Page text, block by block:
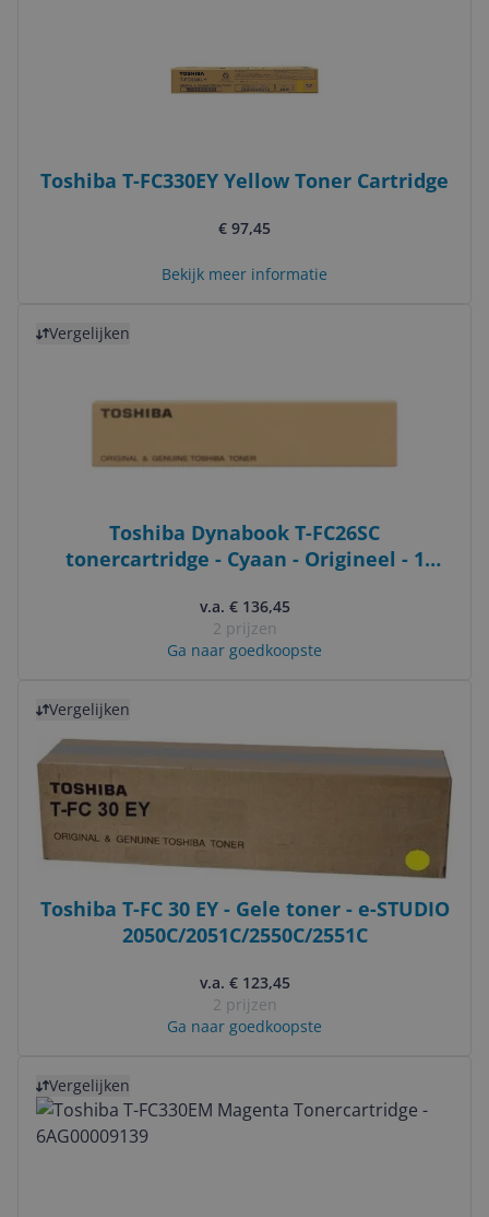
Toshiba T-FC330EY Yellow Toner Cartridge
€ 97,45
Bekijk meer informatie
Vergelijken
Toshiba Dynabook T-FC26SC
tonercartridge - Cyaan - Origineel - 1
v.a. € 136,45
2 prijzen
Ga naar goedkoopste
Vergelijken
Toshiba T-FC 30 EY - Gele toner - e-STUDIO
2050C/2051C/2550C/2551C
v.a. € 123,45
2 prijzen
Ga naar goedkoopste
Vergelijken